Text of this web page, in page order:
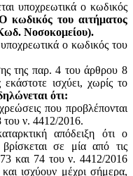
υποχρεωτικά ο κωδικός
του αιτήματος
Νοσοκομείου).
ο κωδικός του
της παρ. 4 του άρθρου 8
ισχύει, χωρίς το
ότι:
που προβλέπονται
ν. 4412/2016.
απόδειξη ότι ο
σε μία από τις
και 74 του ν. 4412/2016
ισχύουν μέχρι σήμερα,